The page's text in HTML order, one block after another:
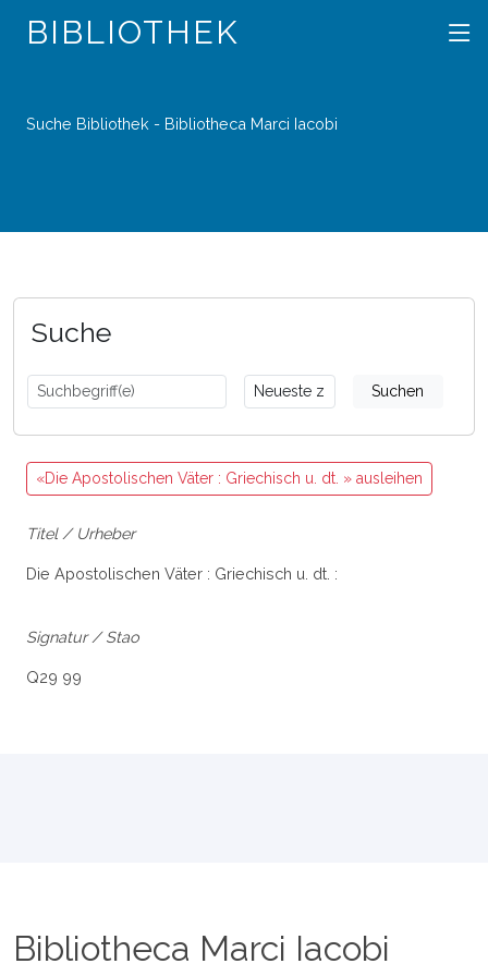
BIBLIOTHEK
Suche Bibliothek - Bibliotheca Marci Iacobi
Suche
Suchen
«Die Apostolischen Väter : Griechisch u. dt. » ausleihen
Titel / Urheber
Die Apostolischen Väter : Griechisch u. dt. :
Signatur / Stao
Q29 99
Bibliotheca Marci Iacobi